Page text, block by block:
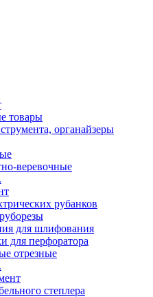
товары
органайзеры
веревочные
рубанков
для шлифования
для перфоратора
отрезные
степлера